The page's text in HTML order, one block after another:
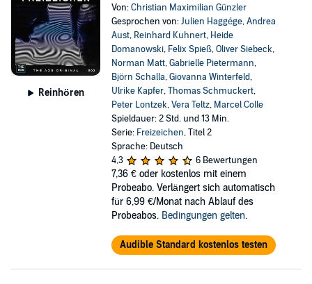
Reinhören
Von:Christian Maximilian Günzler
Gesprochen von:Julien Haggége,Andrea
Aust, Reinhard Kuhnert, Heide
Domanowski, Felix Spieß,Oliver Siebeck,
Norman Matt,Gabrielle Pietermann,
Björn Schalla,Giovanna Winterfeld,
Ulrike Kapfer,Thomas Schmuckert,
Peter Lontzek,Vera Teltz, Marcel Colle
Spieldauer: 2 Std. und 13 Min.
Serie: Freizeichen, Titel 2
Sprache: Deutsch
4,3
6 Bewertungen
7,36 € oder kostenlos mit einem
Probeabo. Verlängert sich automatisch
für 6,99 €/Monat nach Ablauf des
Probeabos. Bedingungen gelten.
Audible Standard kostenlos testen